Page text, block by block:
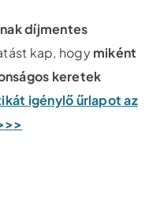
díjmentes
kap, hogymiként
keretek
igénylő űrlapot az